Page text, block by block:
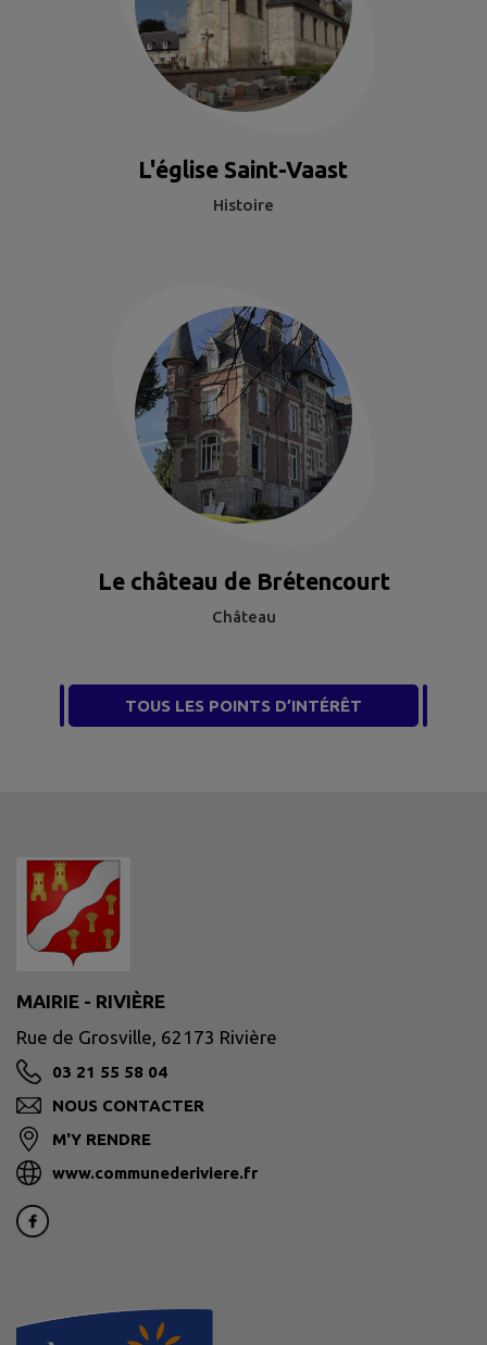
L'église Saint-Vaast
Histoire
Le château de Brétencourt
Château
TOUS LES POINTS D’INTÉRÊT
MAIRIE - RIVIÈRE
Rue de Grosville, 62173 Rivière
03 21 55 58 04
NOUS CONTACTER
M'Y RENDRE
www.communederiviere.fr